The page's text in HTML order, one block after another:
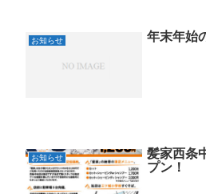
お知らせ 年末年始
お知らせ
髪家西条
プン！